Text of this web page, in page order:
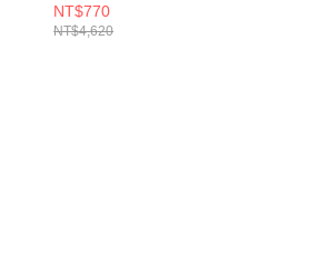
NT$770
NT$4,620